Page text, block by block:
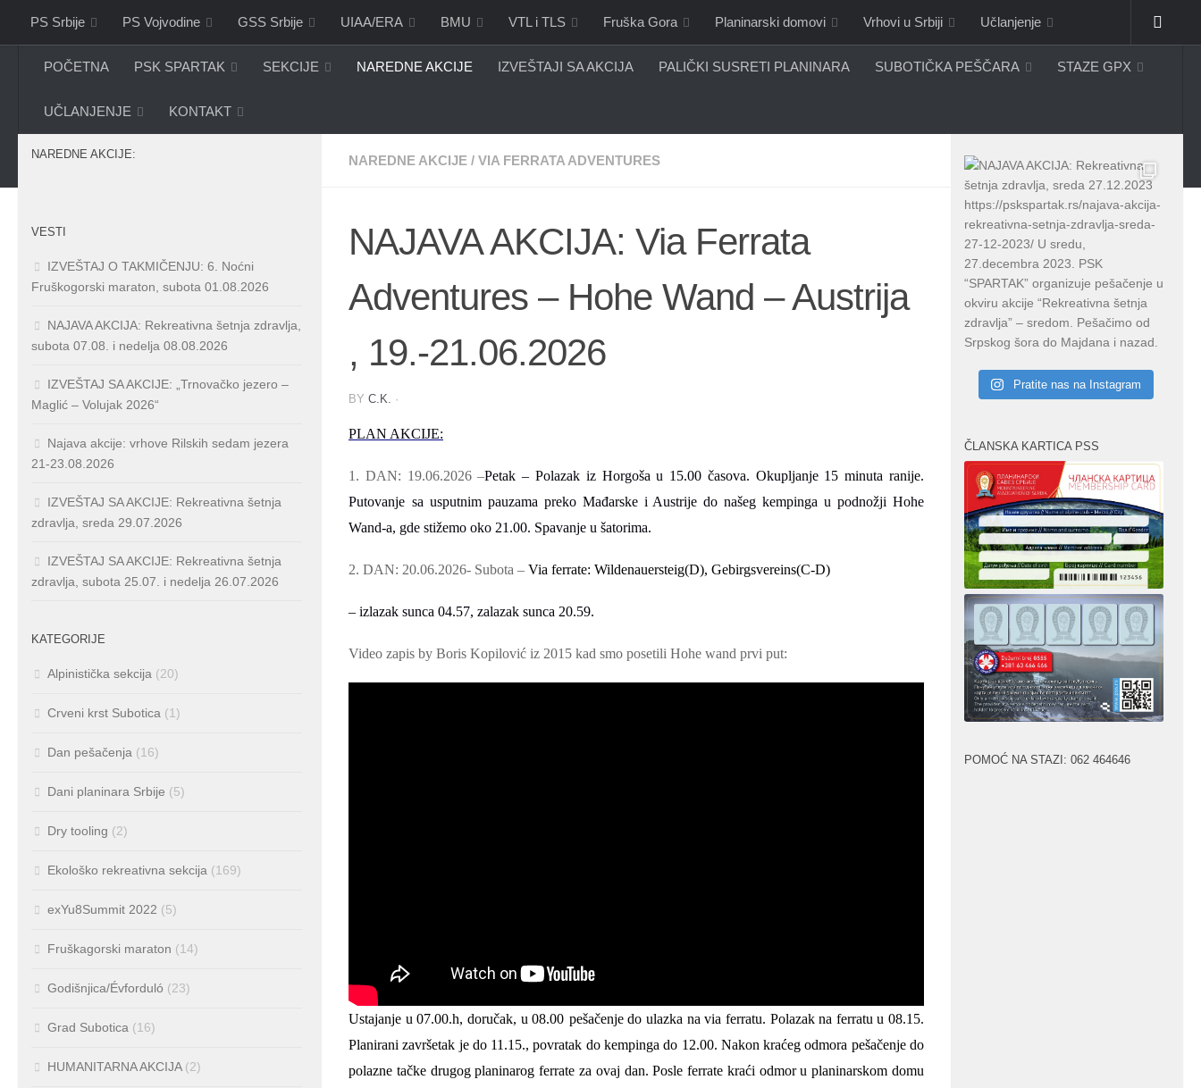
Skip to content
PS Srbije PS Vojvodine GSS Srbije UIAA/ERA BMU VTL i TLS Fruška Gora Planinarski domovi Vrhovi u Srbiji Učlanjenje
POČETNA PSK SPARTAK SEKCIJE NAREDNE AKCIJE IZVEŠTAJI SA AKCIJA PALIČKI SUSRETI PLANINARA SUBOTIČKA PEŠČARA STAZE GPX
UČLANJENJE KONTAKT
NAREDNE AKCIJE / VIA FERRATA ADVENTURES
NAJAVA AKCIJA: Via Ferrata
Adventures – Hohe Wand – Austrija
, 19.-21.06.2026
BY C.K. ·
PLAN AKCIJE:
1. DAN: 19.06.2026 –Petak – Polazak iz Horgošau 15.00 časova. Okupljanje15 minuta ranije.
Putovanje sa usputnim pauzama preko Mađarske i Austrije do našeg kempinga u podnožji Hohe
Wand-a, gde stižemo oko 21.00. Spavanje u šatorima.
2. DAN: 20.06.2026- Subota – Via ferrate: Wildenauersteig(D), Gebirgsvereins(C-D)
– izlazak sunca 04.57, zalazak sunca 20.59.
Video zapis by Boris Kopilović iz 2015 kad smo posetili Hohe wand prvi put:
Ustajanje u07.00.h, doručak, u08.00 pešačenje do ulazka na via ferratu. Polazak na ferratu u 08.15.
Planirani završetak je do 11.15., povratak dokempinga do 12.00. Nakon kraćeg odmora pešačenje do
polazne tačke drugog planinarog ferrate za ovaj dan. Posle ferrate kraći odmor u planinarskom domu
NAREDNE AKCIJE:
VESTI
IZVEŠTAJ O TAKMIČENJU: 6. Noćni
Fruškogorski maraton, subota 01.08.2026
NAJAVA AKCIJA: Rekreativna šetnja zdravlja,
subota 07.08. i nedelja 08.08.2026
IZVEŠTAJ SA AKCIJE: „Trnovačko jezero –
Maglić – Volujak 2026“
Najava akcije: vrhove Rilskih sedam jezera
21-23.08.2026
IZVEŠTAJ SA AKCIJE: Rekreativna šetnja
zdravlja, sreda 29.07.2026
IZVEŠTAJ SA AKCIJE: Rekreativna šetnja
zdravlja, subota 25.07. i nedelja 26.07.2026
KATEGORIJE
Alpinistička sekcija (20)
Crveni krst Subotica (1)
Dan pešačenja (16)
Dani planinara Srbije (5)
Dry tooling (2)
Ekološko rekreativna sekcija (169)
exYu8Summit 2022 (5)
Fruškagorski maraton (14)
Godišnjica/Évforduló (23)
Grad Subotica (16)
HUMANITARNA AKCIJA(2)
Pratite nas na Instagram
ČLANSKA KARTICA PSS
POMOĆ NA STAZI: 062 464646